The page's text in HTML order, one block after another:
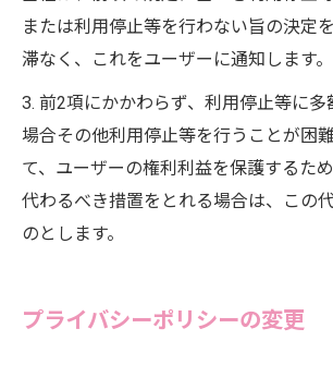
または利用停止等を行わない旨の決定
滞なく、これをユーザーに通知します。
3. 前2項にかかわらず、利用停止等に多
場合その他利用停止等を行うことが困
て、ユーザーの権利利益を保護するた
代わるべき措置をとれる場合は、この
のとします。
プライバシーポリシーの変更